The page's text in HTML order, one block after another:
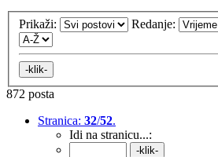
Prikaži: Redanje:
872 posta
Stranica: 32/52.
Idi na stranicu...: